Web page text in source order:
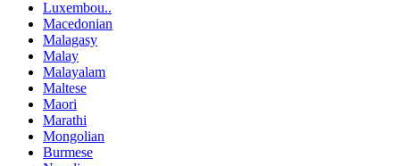
Luxembou..
Macedonian
Malagasy
Malay
Malayalam
Maltese
Maori
Marathi
Mongolian
Burmese